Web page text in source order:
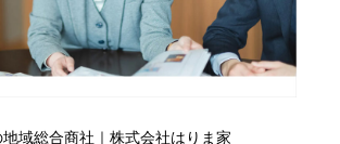
域総合商社｜株式会社はりま家